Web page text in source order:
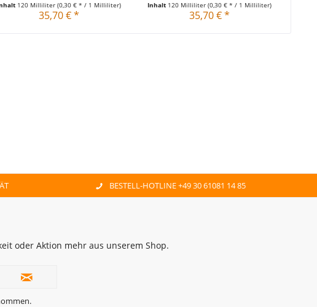
120 Milliliter(0,30 € * / 1 Milliliter)
35,70 € *
Inhalt 120 Milliliter (0,30 € * / 1 Milliliter)
35,70 € *
BESTELL-HOTLINE +49 30 61081 14 85
oder Aktion mehr aus unserem Shop.